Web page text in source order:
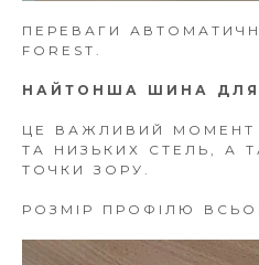
ПЕРЕВАГИ
FOREST.
НАЙТОНША ШИНА
ЦЕ ВАЖЛИВИЙ МОМЕНТ
ТА НИЗЬКИХ СТЕЛЬ, А
ТОЧКИ ЗОРУ.
РОЗМІР ПРОФІЛЮ